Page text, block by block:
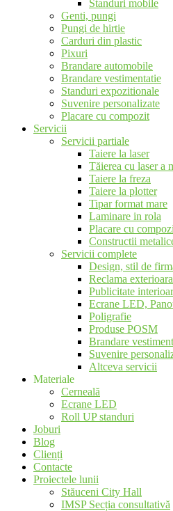
Standuri mobile
Genti, pungi
Pungi de hirtie
Carduri din plastic
Pixuri
Brandare automobile
Brandare vestimentatie
Standuri expozitionale
Suvenire personalizate
Placare cu compozit
Servicii
Servicii partiale
Taiere la laser
Tăierea cu laser a
Taiere la freza
Taiere la plotter
Tipar format mare
Laminare in rola
Placare cu
Constructii
Servicii complete
Design, stil de
Reclama exterioara
Publicitate
Ecrane LED,
Poligrafie
Produse POSM
Brandare
Suvenire
Altceva servicii
Materiale
Cerneală
Ecrane LED
Roll UP standuri
Joburi
Blog
Clienți
Contacte
Proiectele lunii
Stăuceni City Hall
IMSP Secția consultativă